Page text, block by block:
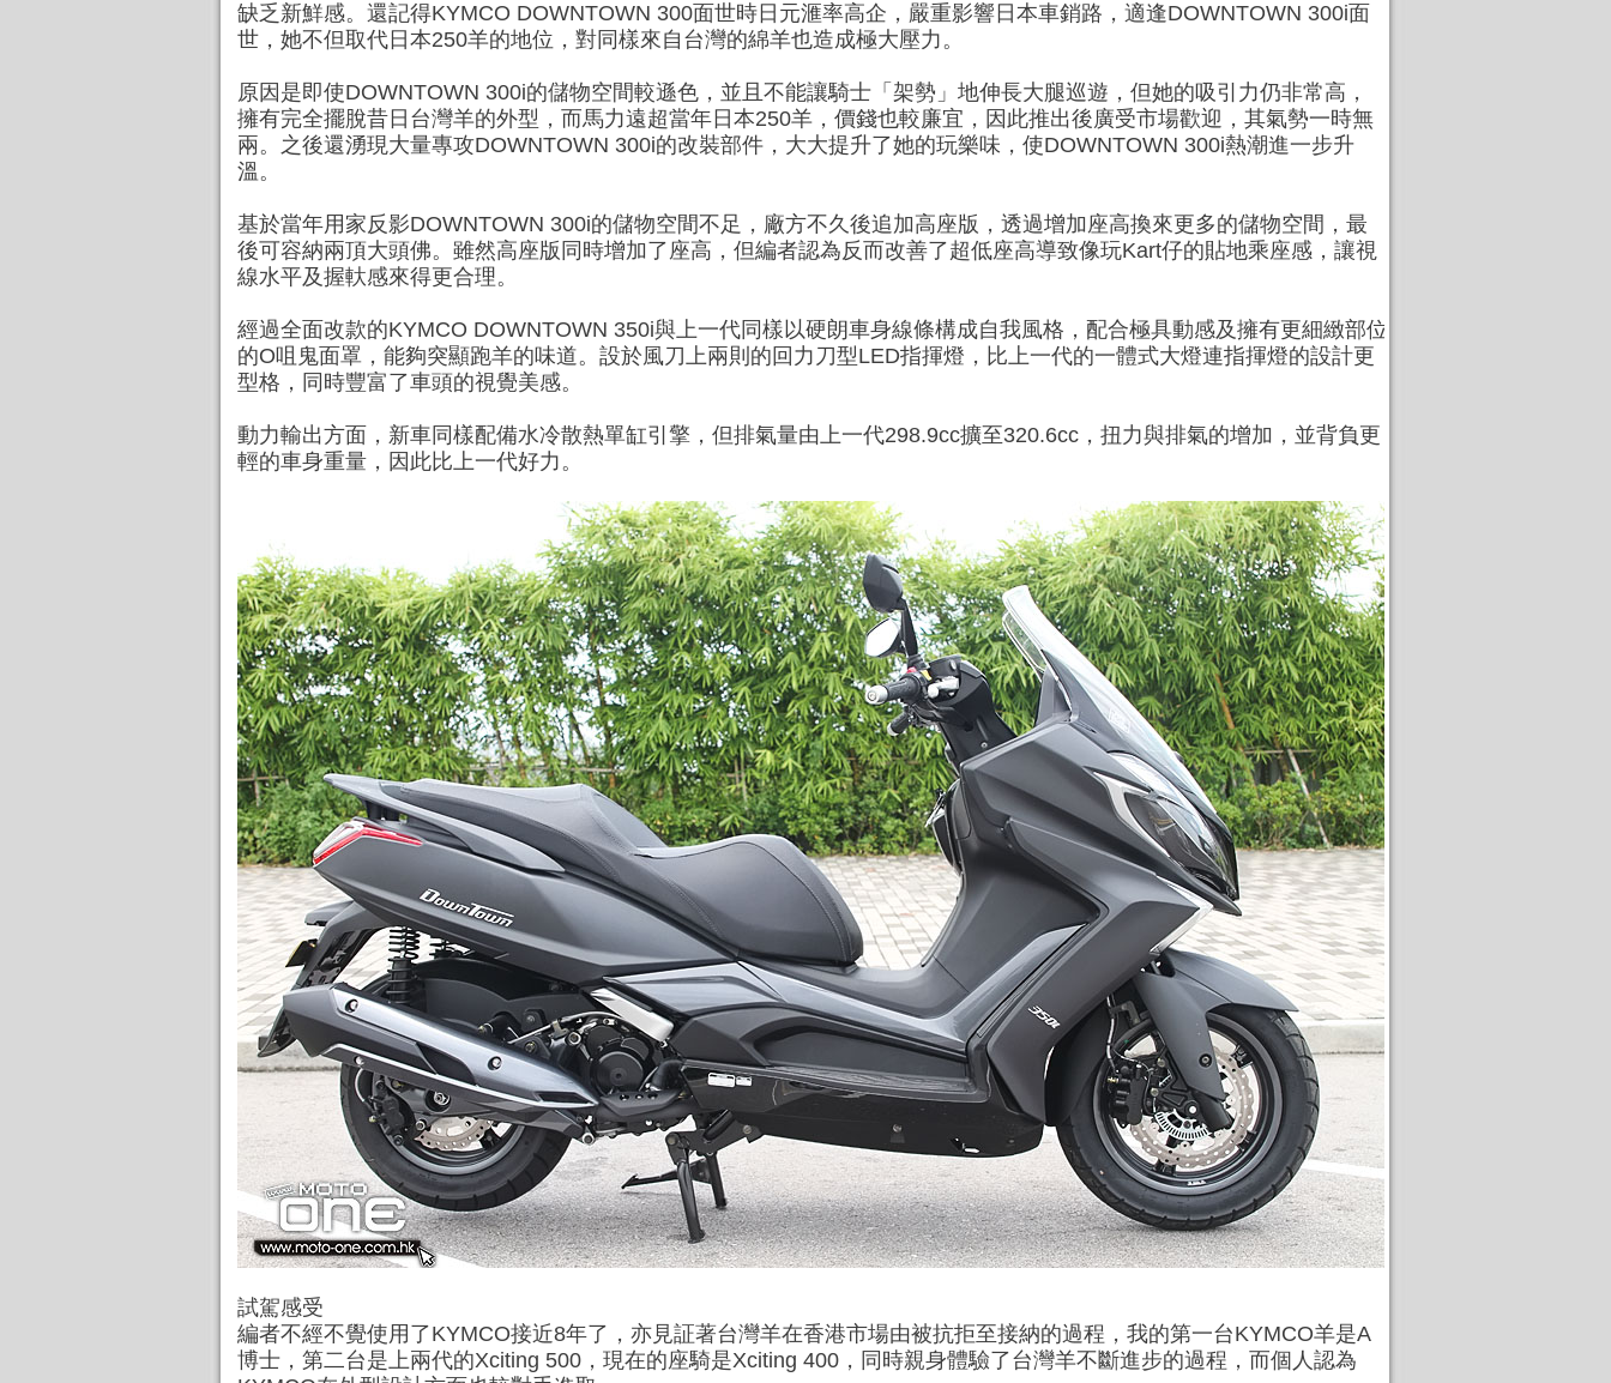
缺乏新鮮感。還記得KYMCO DOWNTOWN 300面世時日元滙率高企，嚴重影響日本車銷路，適逢DOWNTOWN 300i面
世，她不但取代日本250羊的地位，對同樣來自台灣的綿羊也造成極大壓力。
原因是即使DOWNTOWN 300i的儲物空間較遜色，並且不能讓騎士「架勢」地伸長大腿巡遊，但她的吸引力仍非常高，
擁有完全擺脫昔日台灣羊的外型，而馬力遠超當年日本250羊，價錢也較廉宜，因此推出後廣受市場歡迎，其氣勢一時無
兩。之後還湧現大量專攻DOWNTOWN 300i的改裝部件，大大提升了她的玩樂味，使DOWNTOWN 300i熱潮進一步升
溫。
基於當年用家反影DOWNTOWN 300i的儲物空間不足，廠方不久後追加高座版，透過增加座高換來更多的儲物空間，最
後可容納兩頂大頭佛。雖然高座版同時增加了座高，但編者認為反而改善了超低座高導致像玩Kart仔的貼地乘座感，讓視
線水平及握軑感來得更合理。
經過全面改款的KYMCO DOWNTOWN 350i與上一代同樣以硬朗車身線條構成自我風格，配合極具動感及擁有更細緻部位
的O咀鬼面罩，能夠突顯跑羊的味道。設於風刀上兩則的回力刀型LED指揮燈，比上一代的一體式大燈連指揮燈的設計更
型格，同時豐富了車頭的視覺美感。
動力輸出方面，新車同樣配備水冷散熱單缸引擎，但排氣量由上一代298.9cc擴至320.6cc，扭力與排氣的增加，並背負更
輕的車身重量，因此比上一代好力。
試駕感受
編者不經不覺使用了KYMCO接近8年了，亦見証著台灣羊在香港市場由被抗拒至接納的過程，我的第一台KYMCO羊是A
博士，第二台是上兩代的Xciting 500，現在的座騎是Xciting 400，同時親身體驗了台灣羊不斷進步的過程，而個人認為